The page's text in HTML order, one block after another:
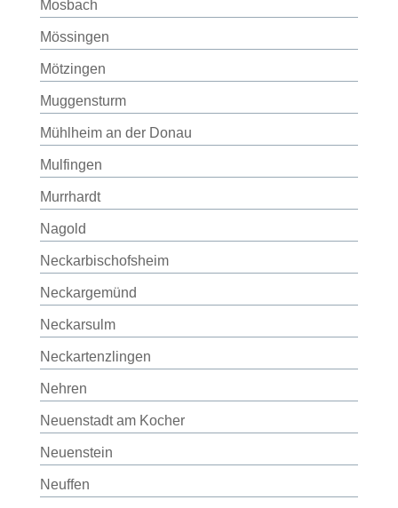
Mosbach
Mössingen
Mötzingen
Muggensturm
Mühlheim an der Donau
Mulfingen
Murrhardt
Nagold
Neckarbischofsheim
Neckargemünd
Neckarsulm
Neckartenzlingen
Nehren
Neuenstadt am Kocher
Neuenstein
Neuffen